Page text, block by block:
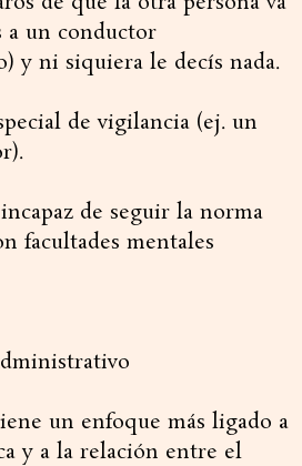
a un conductor
y ni siquiera le decís nada.
de vigilancia (ej. un
de seguir la norma
facultades mentales
un enfoque más ligado a
y a la relación entre el